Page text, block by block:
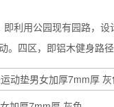
利用公园现有园路，
。四区，即铝木健身路